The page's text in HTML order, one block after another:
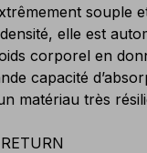
souple
elle est
corporel en
capacité
matériau très